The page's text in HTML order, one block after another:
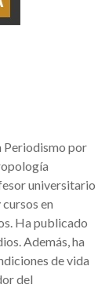
Periodismo por
universitario
en
Ha publicado
Además, ha
de vida
del